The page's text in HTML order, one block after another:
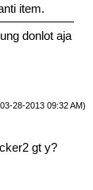
item.
donlot aja
28-2013 09:32 AM)
gt y?